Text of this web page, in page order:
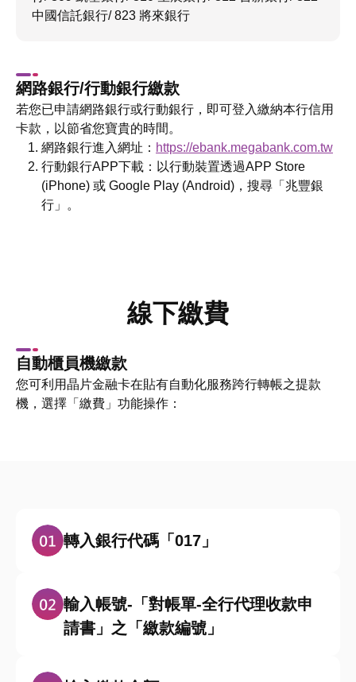
中國信託銀行/ 823 將來銀行
網路銀行/行動銀行繳款
若您已申請網路銀行或行動銀行，即可登入繳納本行信用
卡款，以節省您寶貴的時間。
網路銀行進入網址： https://ebank.megabank.com.tw
行動銀行APP下載：以行動裝置透過APP Store
(iPhone) 或 Google Play (Android)，搜尋「兆豐銀
行」。
線下繳費
自動櫃員機繳款
您可利用晶片金融卡在貼有自動化服務跨行轉帳之提款
機，選擇「繳費」功能操作：
轉入銀行代碼「017」
輸入帳號-「對帳單-全行代理收款申
請書」之「繳款編號」